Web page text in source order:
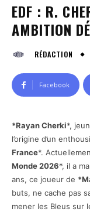
EDF : R.
AMBITION
RÉDACTION
Facebook
*Rayan Cherki*,
l’origine d’un
France*.
Monde 2026*, il a
ans, ce joueur de
buts, ne cache pas
mener les Bleus sur